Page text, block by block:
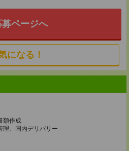
募ページへ
になる！
類作成
理、国内デリバリー